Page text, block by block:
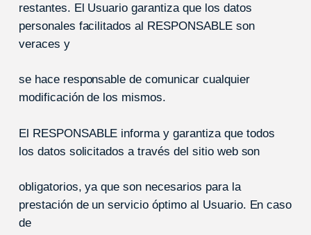
restantes. El Usuario garantiza que los datos
personales facilitados al RESPONSABLE son
veraces y
se hace responsable de comunicar cualquier
modificación de los mismos.
El RESPONSABLE informa y garantiza que todos
los datos solicitados a través del sitio web son
obligatorios, ya que son necesarios para la
prestación de un servicio óptimo al Usuario. En caso
de